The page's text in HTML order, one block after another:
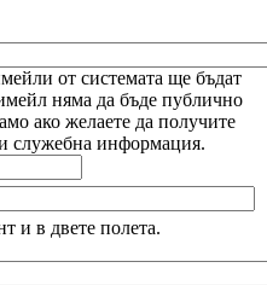
от системата ще бъдат
няма да бъде публично
ако желаете да получите
служебна информация.
и в двете полета.